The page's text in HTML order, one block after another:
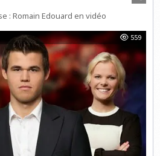
: Romain Edouard en vidéo
559